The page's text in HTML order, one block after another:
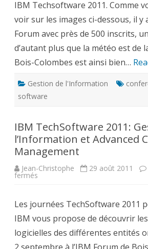
Forum
IBM Techsoftware 2011. Comme
voir sur les images ci-dessous, il y
Forum avec près de 500 inscrits,
d’autant plus que la météo est de
Bois-Colombes est ainsi bien…
Gestion de l'Information
software
IBM TechSoftware 2011:
l’Information et Advanced
Management
Jean-Christophe 29 août 2011
fermés
Gestion
de
l’Information
et
Advanced
Case
Management
Les journées TechSoftware 2011
IBM vous propose de découvrir
logicielles des différentes entités